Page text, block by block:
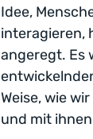
Idee,
interagieren,
angeregt. Es
Weise, wie
und mit